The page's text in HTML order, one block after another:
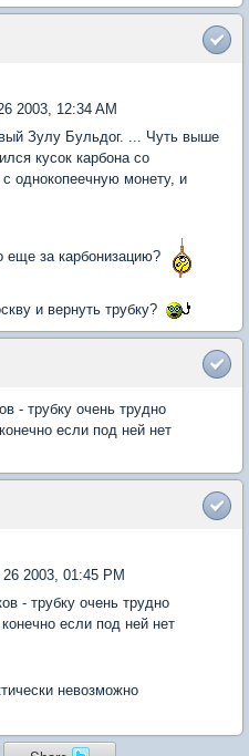
2003, 12:34 AM
Зулу Бульдог. ... Чуть выше
кусок карбона со
однокопеечную монету, и
еще за карбонизацию?
и вернуть трубку?
- трубку очень трудно
если под ней нет
2003, 01:45 PM
- трубку очень трудно
если под ней нет
невозможно